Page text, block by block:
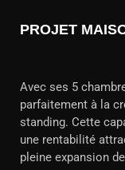
PROJET
Avec ses 5
parfaitement à la
standing. Cette
une rentabilité
pleine expansion